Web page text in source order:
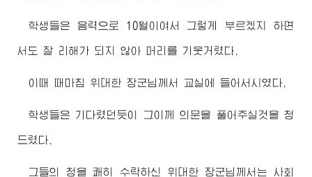
학생들은 음력으로 10월이여서 그렇게 부르겠지 하면
서도 잘 리해가 되지 않아 머리를 기웃거렸다.
이때 때마침 위대한 장군님 께서 교실에 들어서시였다.
학생들은 기다렸던듯이 그이께 의문을 풀어주실것을 청
드렸다.
그들의 청을 쾌히 수락하신 위대한 장군님 께서는 사회